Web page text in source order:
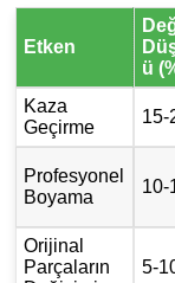
Etken
ü
Kaza
Geçirme
15-
Profesyonel
Boyama
10-
Orijinal
Parçaların
5-